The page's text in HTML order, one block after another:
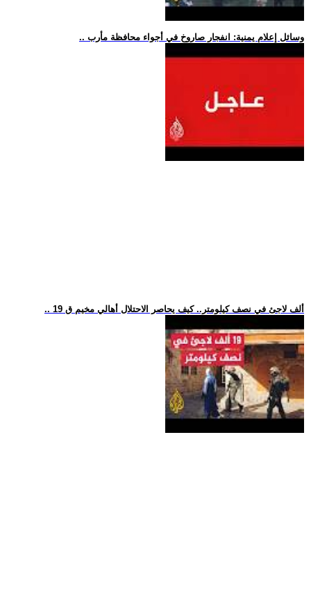
.. وسائل إعلام يمنية: انفجار صاروخ في أجواء محافظة مأرب
.. 19 ألف لاجئ في نصف كيلومتر.. كيف يحاصر الاحتلال أهالي مخيم ق